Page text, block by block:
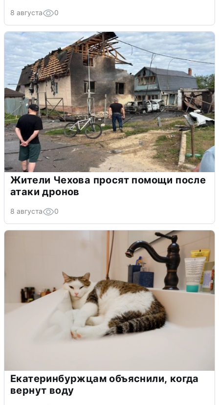
8 августа 0
Жители Чехова просят помощи после
атаки дронов
8 августа 0
Екатеринбуржцам объяснили, когда
вернут воду